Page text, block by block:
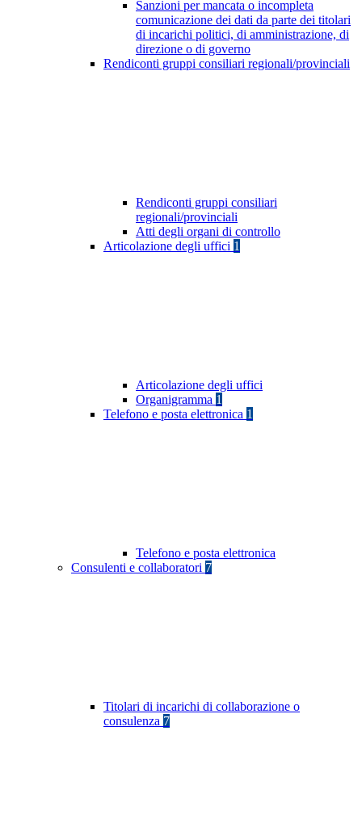
Sanzioni per mancata o incompleta
comunicazione dei dati da parte dei titolari
di incarichi politici, di amministrazione, di
direzione o di governo
Rendiconti gruppi consiliari regionali/provinciali
Rendiconti gruppi consiliari
regionali/provinciali
Atti degli organi di controllo
Articolazione degli uffici 1
Articolazione degli uffici
Organigramma 1
Telefono e posta elettronica 1
Telefono e posta elettronica
Consulenti e collaboratori 7
Titolari di incarichi di collaborazione o
consulenza 7